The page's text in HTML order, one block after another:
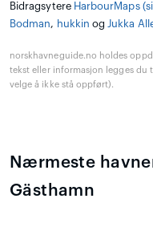
Bidragsytere HarbourMaps
Bodman, hukkin og Jukka
norskhavneguide.no holdes
tekst eller informasjon legges du
velge å ikke stå oppført).
Nærmeste
Gästhamn